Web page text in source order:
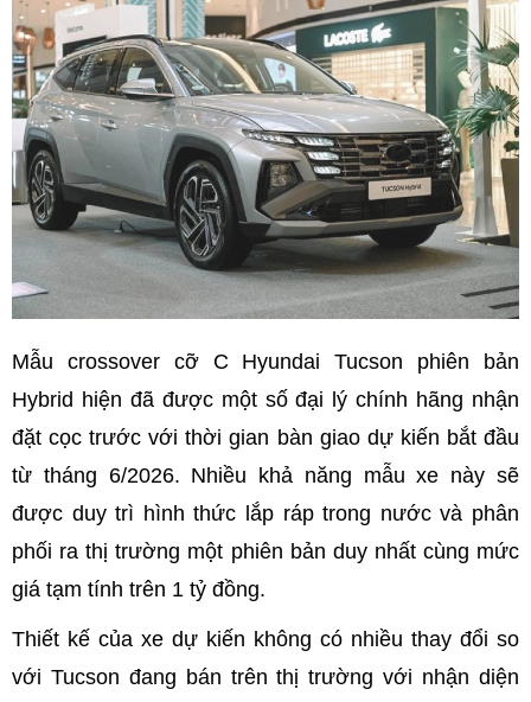
Mẫu crossover cỡ C Hyundai Tucson phiên bản
Hybrid hiện đã được một số đại lý chính hãng nhận
đặt cọc trước với thời gian bàn giao dự kiến bắt đầu
từ tháng 6/2026. Nhiều khả năng mẫu xe này sẽ
được duy trì hình thức lắp ráp trong nước và phân
phối ra thị trường một phiên bản duy nhất cùng mức
giá tạm tính trên 1 tỷ đồng.
Thiết kế của xe dự kiến không có nhiều thay đổi so
với Tucson đang bán trên thị trường với nhận diện